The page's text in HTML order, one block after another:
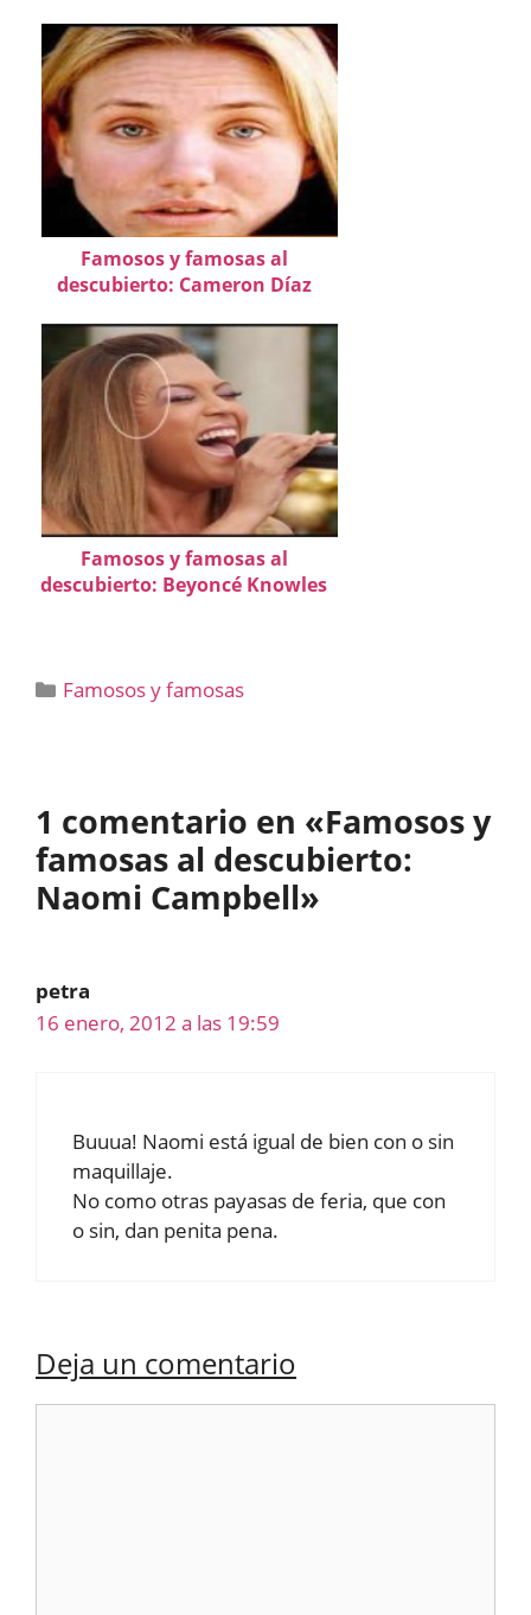
Famosos y famosas al
descubierto: Cameron Díaz
Famosos y famosas al
descubierto: Beyoncé Knowles
Categorías
Famosos y famosas
1 comentario en «Famosos y
famosas al descubierto:
Naomi Campbell»
petra
16 enero, 2012 a las 19:59
Buuua! Naomi está igual de bien con o sin
maquillaje.
No como otras payasas de feria, que con
o sin, dan penita pena.
Deja un comentario